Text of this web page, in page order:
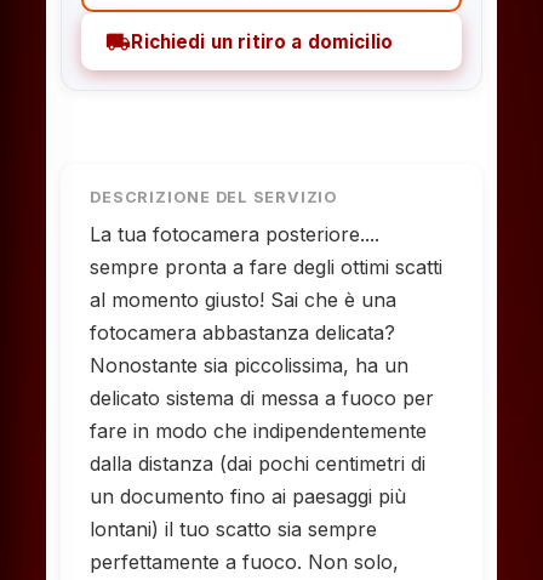
local_shippingRichiedi un ritiro a domicilio
DESCRIZIONE DEL SERVIZIO
La tua fotocamera posteriore....
sempre pronta a fare degli ottimi scatti
al momento giusto! Sai che è una
fotocamera abbastanza delicata?
Nonostante sia piccolissima, ha un
delicato sistema di messa a fuoco per
fare in modo che indipendentemente
dalla distanza (dai pochi centimetri di
un documento fino ai paesaggi più
lontani) il tuo scatto sia sempre
perfettamente a fuoco. Non solo,